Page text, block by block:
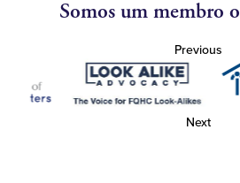
Somos um membro
Previous
Next